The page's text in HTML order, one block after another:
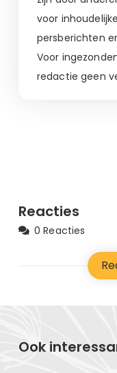
voor
persberichten
Voor
redactie geen
Reacties
0 Reacties
Ook